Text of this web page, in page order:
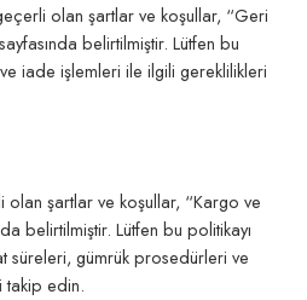
olan şartlar ve koşullar, “Geri
belirtilmiştir. Lütfen bu
iade işlemleri ile ilgili gereklilikleri
olan şartlar ve koşullar, “Kargo ve
belirtilmiştir. Lütfen bu politikayı
süreleri, gümrük prosedürleri ve
takip edin.